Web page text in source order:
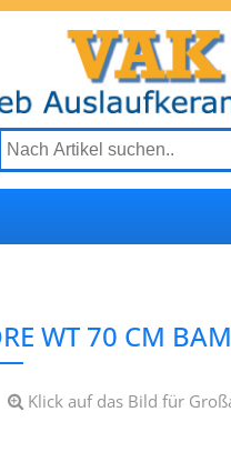
WT 70 CM
Klick auf das Bild für